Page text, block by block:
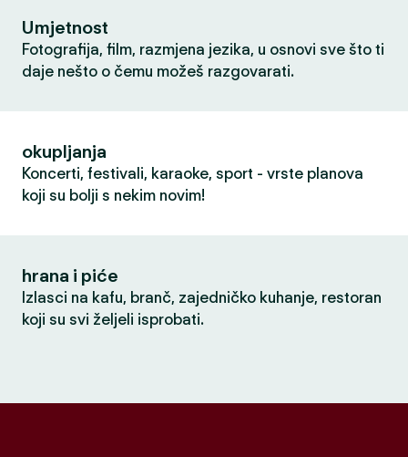
Umjetnost
Fotografija, film, razmjena jezika, u osnovi sve što ti
daje nešto o čemu možeš razgovarati.
okupljanja
Koncerti, festivali, karaoke, sport - vrste planova
koji su bolji s nekim novim!
hrana i piće
Izlasci na kafu, branč, zajedničko kuhanje, restoran
koji su svi željeli isprobati.